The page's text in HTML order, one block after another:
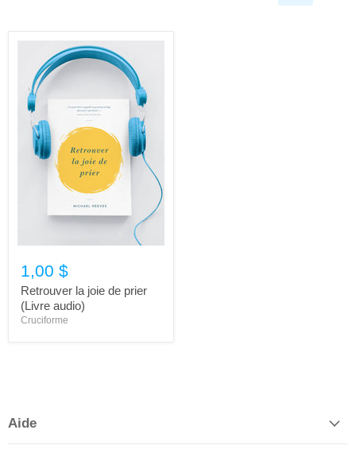
1,00 $
Retrouver la joie de prier
(Livre audio)
Cruciforme
Aide